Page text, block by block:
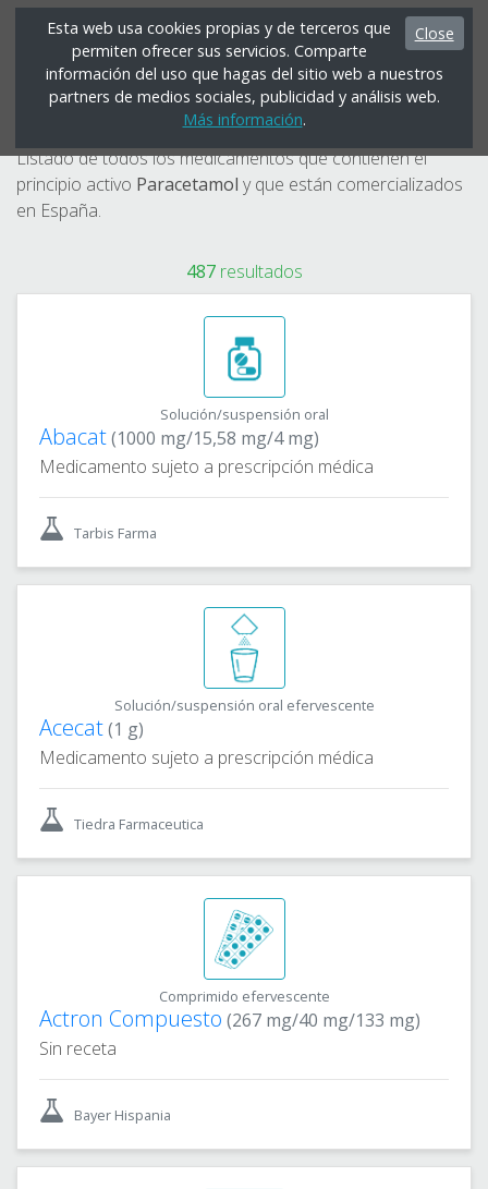
Close
Esta web usa cookies propias y de terceros que
permiten ofrecer sus servicios. Comparte
información del uso que hagas del sitio web a nuestros
partners de medios sociales, publicidad y análisis web.
Más información.
Paracetamol
Listado de todos los medicamentos que contienen el
principio activo Paracetamol y que están comercializados
en España.
487resultados
Solución/suspensión oral
Abacat(1000 mg/15,58 mg/4 mg)
Medicamento sujeto a prescripción médica
Tarbis Farma
Solución/suspensión oral efervescente
Acecat(1 g)
Medicamento sujeto a prescripción médica
Tiedra Farmaceutica
Comprimido efervescente
Actron Compuesto (267 mg/40 mg/133 mg)
Sin receta
Bayer Hispania